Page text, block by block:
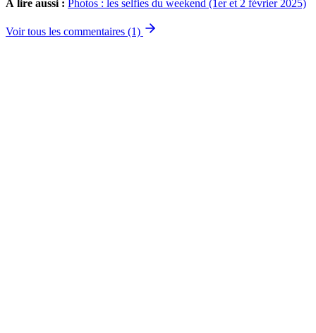
À lire aussi : Photos : les selfies du weekend (1er et 2 février 2025)
Voir tous les commentaires (1)